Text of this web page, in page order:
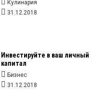
Кулинария
31.12.2018
Инвестируйте в ваш личный
капитал
Бизнес
31.12.2018